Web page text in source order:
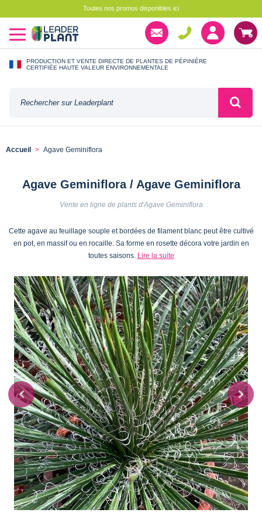
Toutes nos promos disponibles ici
PRODUCTION ET VENTE DIRECTE DE PLANTES DE PÉPINIÈRE
CERTIFIÉE HAUTE VALEUR ENVIRONNEMENTALE
Accueil Agave Geminiflora
Agave Geminiflora / Agave Geminiflora
Vente en ligne de plants d'Agave Geminiflora
Cette agave au feuillage souple et bordées de filament blanc peut être cultivé
en pot, en massif ou en rocaille. Sa forme en rosette décora votre jardin en
toutes saisons. Lire la suite